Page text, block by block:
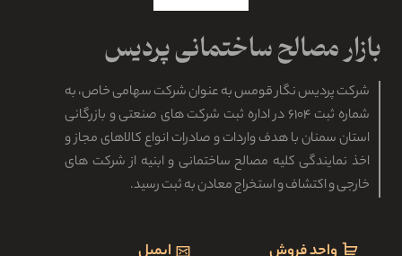
شرکت پردیس نگار قومس به عنوان شرکت سهامی خاص، به
شماره ثبت ۶۱۰۴ در اداره ثبت شرکت های صنعتی و بازرگانی
استان سمنان با هدف واردات و صادرات انواع کالاهای مجاز و
اخذ نمایندگی کلیه مصالح ساختمانی و ابنیه از شرکت های
خارجی و اکتشاف و استخراج معادن به ثبت رسید.